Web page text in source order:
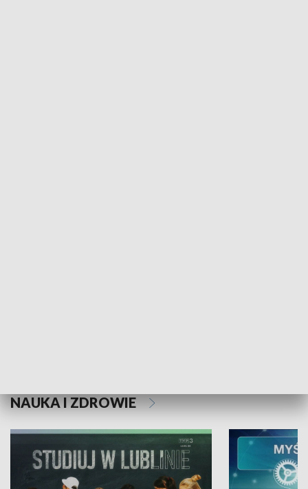
NAUKA I ZDROWIE